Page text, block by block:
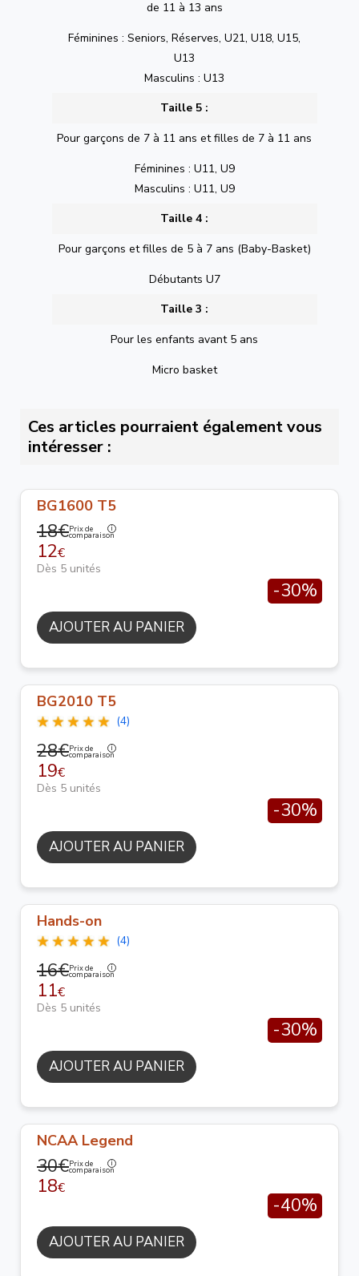
de 11 à 13 ans
Féminines : Seniors, Réserves, U21, U18, U15,
U13
Masculins : U13
Taille 5 :
Pour garçons de 7 à 11 ans et filles de 7 à 11 ans
Féminines : U11, U9
Masculins : U11, U9
Taille 4 :
Pour garçons et filles de 5 à 7 ans (Baby-Basket)
Débutants U7
Taille 3 :
Pour les enfants avant 5 ans
Micro basket
Ces articles pourraient également vous
intéresser :
BG1600 T5
18€Prix de
comparaison
12€
Dès 5 unités
-30%
AJOUTER AU PANIER
BG2010 T5
(4)
28€Prix de
comparaison
19€
Dès 5 unités
-30%
AJOUTER AU PANIER
Hands-on
(4)
16€Prix de
comparaison
11€
Dès 5 unités
-30%
AJOUTER AU PANIER
NCAA Legend
30€Prix de
comparaison
18€
-40%
AJOUTER AU PANIER